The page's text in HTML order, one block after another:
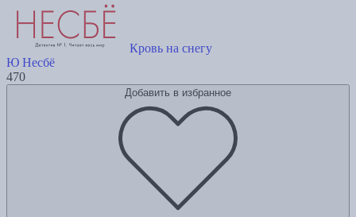
Кровь на снегу
Ю Несбё
470
Добавить в избранное